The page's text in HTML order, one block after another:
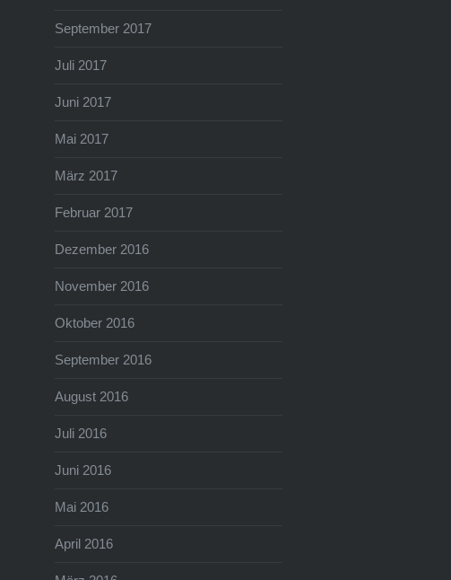
September 2017
Juli 2017
Juni 2017
Mai 2017
März 2017
Februar 2017
Dezember 2016
November 2016
Oktober 2016
September 2016
August 2016
Juli 2016
Juni 2016
Mai 2016
April 2016